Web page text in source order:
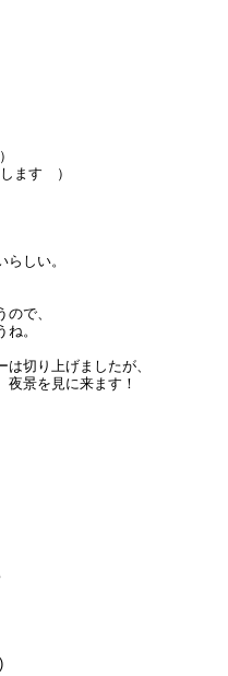
ます ）
しい。
で、
。
切り上げましたが、
夜景を見に来ます！